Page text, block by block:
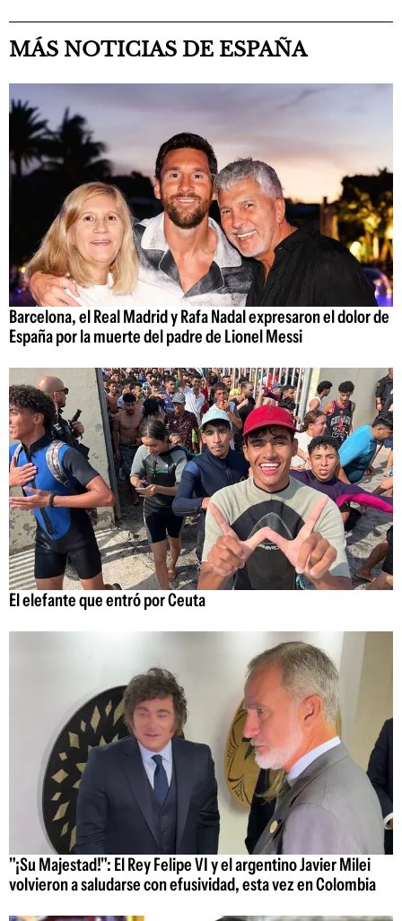
MÁS NOTICIAS DE ESPAÑA
Barcelona, el Real Madrid y Rafa Nadal expresaron el dolor de
España por la muerte del padre de Lionel Messi
El elefante que entró por Ceuta
"¡Su Majestad!": El Rey Felipe VI y el argentino Javier Milei
volvieron a saludarse con efusividad, esta vez en Colombia